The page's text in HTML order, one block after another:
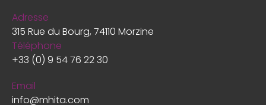
Adresse
315 Rue du Bourg, 74110 Morzine
Téléphone
+33 (0) 9 54 76 22 30
Email
info@mhita.com